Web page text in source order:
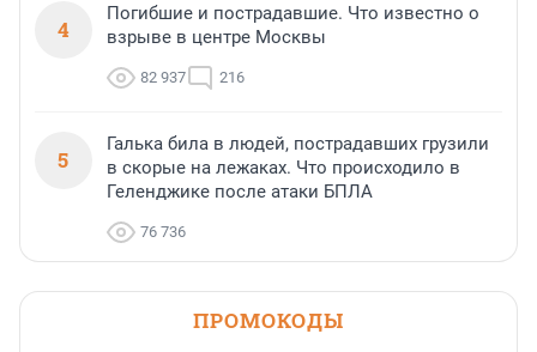
4
Погибшие и пострадавшие. Что известно о
взрыве в центре Москвы
82 937 216
5
Галька била в людей, пострадавших грузили
в скорые на лежаках. Что происходило в
Геленджике после атаки БПЛА
76 736
ПРОМОКОДЫ